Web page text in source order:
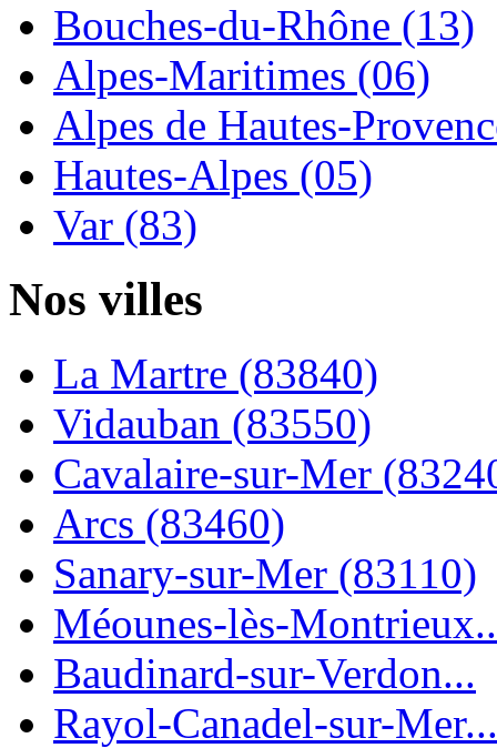
Bouches-du-Rhône (13)
Alpes-Maritimes (06)
Alpes de Hautes-
Hautes-Alpes (05)
Var (83)
Nos villes
La Martre (83840)
Vidauban (83550)
Cavalaire-sur-Mer
Arcs (83460)
Sanary-sur-Mer (83110)
Méounes-lès-
Baudinard-sur-Verdon...
Rayol-Canadel-sur-Mer...